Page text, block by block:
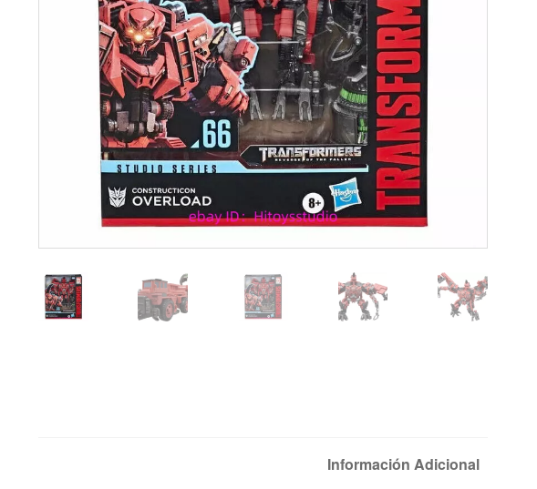
Información Adicional